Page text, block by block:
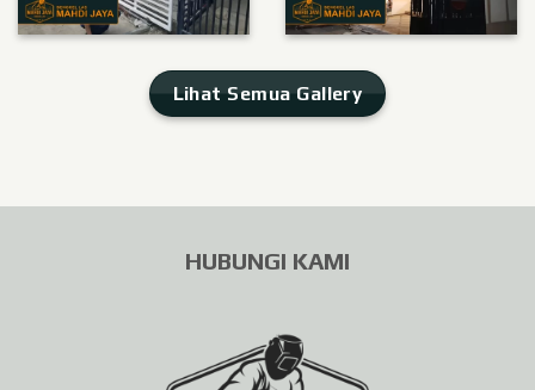
Lihat Semua Gallery
HUBUNGI KAMI